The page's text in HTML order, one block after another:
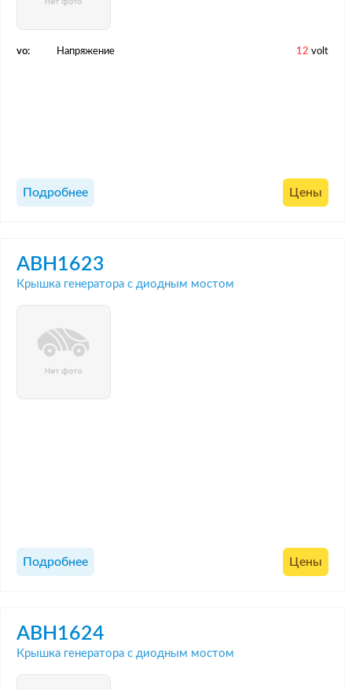
vo: Напряжение 12 volt
Подробнее Цены
ABH1623
Крышка генератора с диодным мостом
Подробнее Цены
ABH1624
Крышка генератора с диодным мостом